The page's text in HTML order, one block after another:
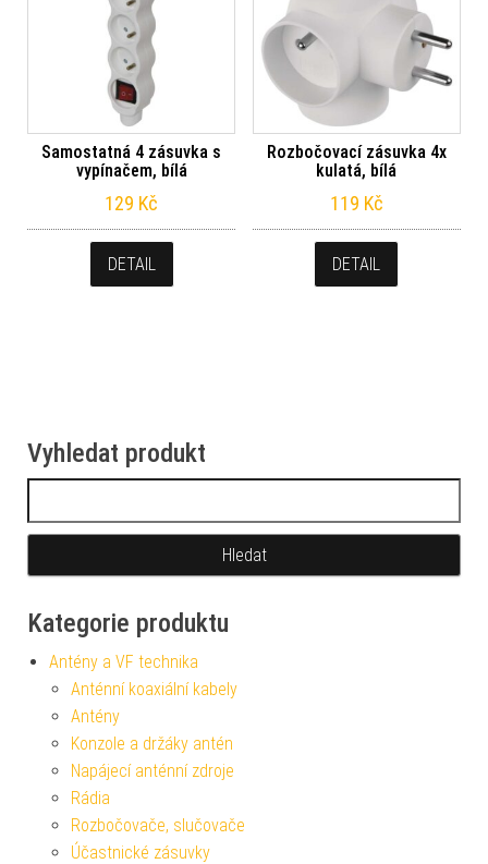
Samostatná 4 zásuvka s
vypínačem, bílá
129 Kč
DETAIL
Rozbočovací zásuvka 4x
kulatá, bílá
119 Kč
DETAIL
Vyhledat produkt
Kategorie produktu
Antény a VF technika
Anténní koaxiální kabely
Antény
Konzole a držáky antén
Napájecí anténní zdroje
Rádia
Rozbočovače, slučovače
Účastnické zásuvky